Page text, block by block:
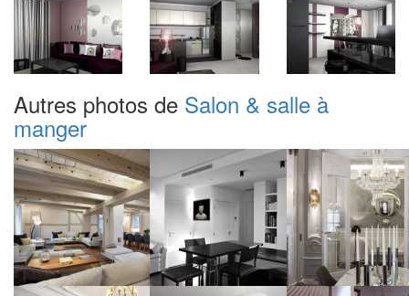
Autres photos de Salon & salle à
manger